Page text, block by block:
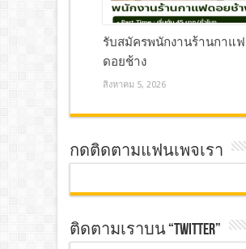
รับสมัครพนักงานร้านกาแฟ
ดอยช้าง
สิงหาคม 5, 2026
กดติดตามแฟนเพจเรา
ติดตามเราบน “TWITTER”